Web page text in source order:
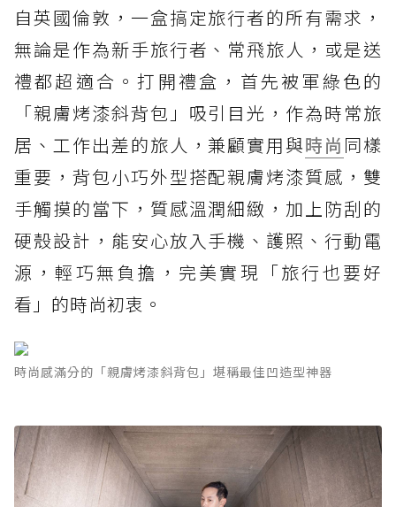
自英國倫敦，一盒搞定旅行者的所有需求，
無論是作為新手旅行者、常飛旅人，或是送
禮都超適合。打開禮盒，首先被軍綠色的
「親膚烤漆斜背包」吸引目光，作為時常旅
居、工作出差的旅人，兼顧實用與時尚 同樣
重要，背包小巧外型搭配親膚烤漆質感，雙
手觸摸的當下，質感溫潤細緻，加上防刮的
硬殼設計，能安心放入手機、護照、行動電
源，輕巧無負擔，完美實現「旅行也要好
看」的時尚初衷。
時尚感滿分的「親膚烤漆斜背包」堪稱最佳凹造型神器